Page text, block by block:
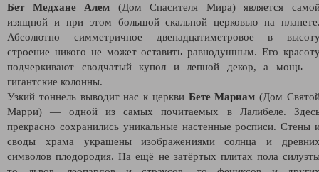
Бет Медхане Алем (Дом Спасителя Мира) является
изящной и при этом большой скальной церковью на
Абсолютно симметричное двенадцатиметровое в
строение никого не может оставить равнодушным. Его
подчеркивают сводчатый купол и лепной декор, а мощь
гигантские колонны.
Узкий тоннель выводит нас к церкви Бете Мариам (Дом
Марри) — одной из самых почитаемых в Лалибеле.
прекрасно сохранились уникальные настенные росписи. Стены
своды храма украшены изображениями солнца и
символов плодородия. На ещё не затёртых плитах пола